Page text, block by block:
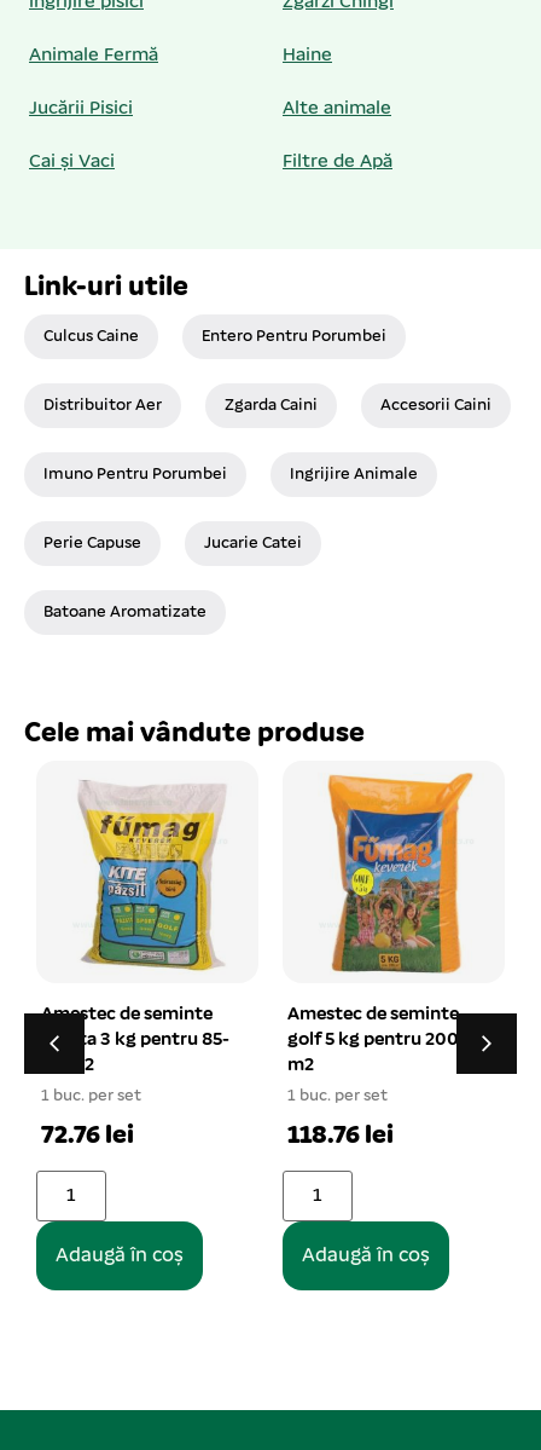
Animale Fermă Haine
Jucării Pisici Alte animale
Cai și Vaci Filtre de Apă
Link-uri utile
Culcus Caine Entero Pentru Porumbei
Distribuitor Aer Zgarda Caini Accesorii Caini
Imuno Pentru Porumbei Ingrijire Animale
Perie Capuse Jucarie Catei
Batoane Aromatizate
Cele mai vândute produse
Amestec de seminte
golf 5 kg pentru 200
1 buc. per set
118.76 lei
Adaugă în coș
Amestec de seminte
sport 20 kg pentru
1 buc. per set
508.11 lei
Adaugă în coș